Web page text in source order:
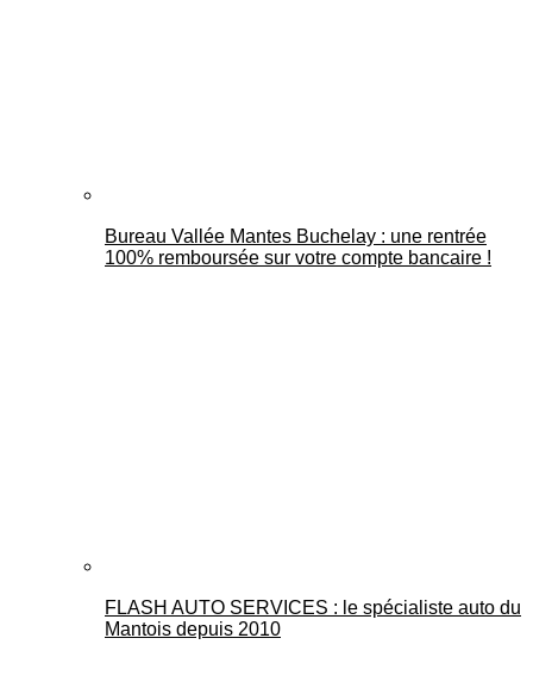
Bureau Vallée Mantes Buchelay : une rentrée
100% remboursée sur votre compte bancaire !
FLASH AUTO SERVICES : le spécialiste auto du
Mantois depuis 2010